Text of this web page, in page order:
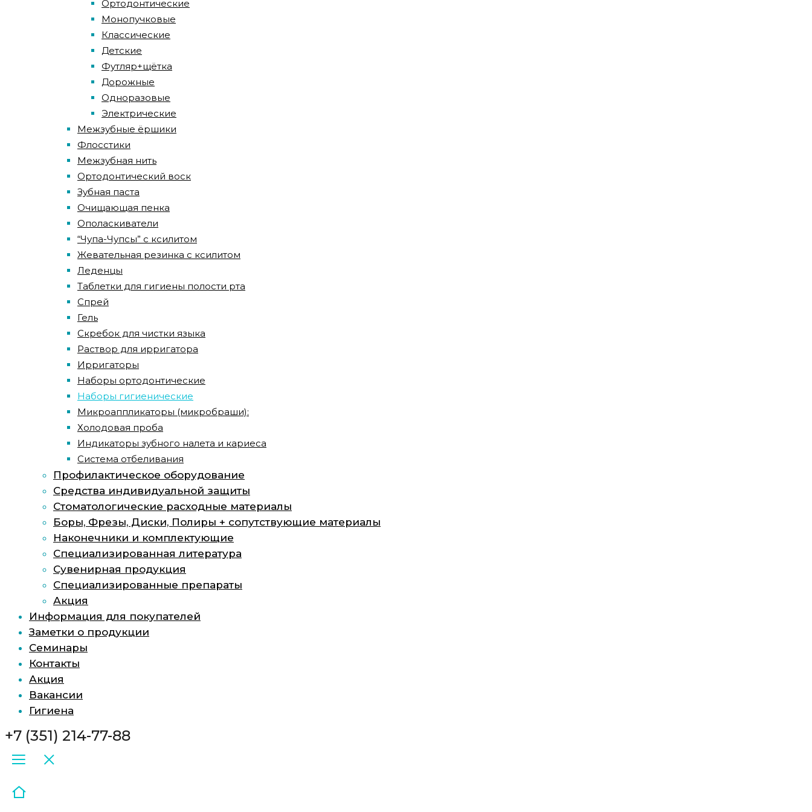
Ортодонтические
Монопучковые
Классические
Детские
Футляр+щётка
Дорожные
Одноразовые
Электрические
Межзубные ёршики
Флосстики
Межзубная нить
Ортодонтический воск
Зубная паста
Очищающая пенка
Ополаскиватели
“Чупа-Чупсы” с ксилитом
Жевательная резинка с ксилитом
Леденцы
Таблетки для гигиены полости рта
Спрей
Гель
Скребок для чистки языка
Раствор для ирригатора
Ирригаторы
Наборы ортодонтические
Наборы гигиенические
Микроаппликаторы (микробраши):
Холодовая проба
Индикаторы зубного налета и кариеса
Система отбеливания
Профилактическое оборудование
Средства индивидуальной защиты
Стоматологические расходные материалы
Боры, Фрезы, Диски, Полиры + сопутствующие материалы
Наконечники и комплектующие
Специализированная литература
Сувенирная продукция
Специализированные препараты
Акция
Информация для покупателей
Заметки о продукции
Семинары
Контакты
Акция
Вакансии
Гигиена
+7 (351) 214-77-88